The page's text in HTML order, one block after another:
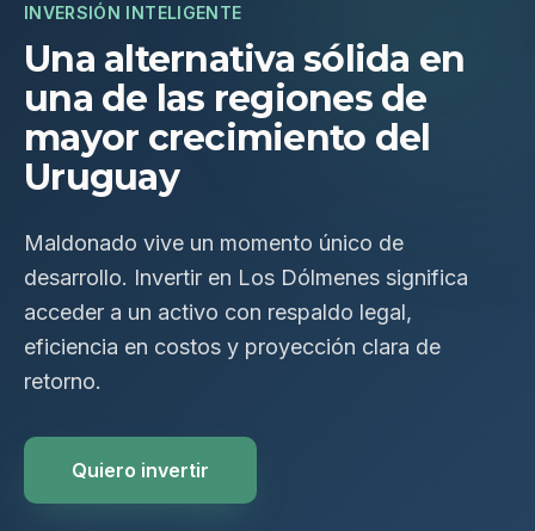
INVERSIÓN INTELIGENTE
Una alternativa sólida en
una de las regiones de
mayor crecimiento del
Uruguay
Maldonado vive un momento único de
desarrollo. Invertir en Los Dólmenes significa
acceder a un activo con respaldo legal,
eficiencia en costos y proyección clara de
retorno.
Quiero invertir